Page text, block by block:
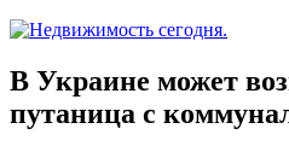
В Украине может
путаница с